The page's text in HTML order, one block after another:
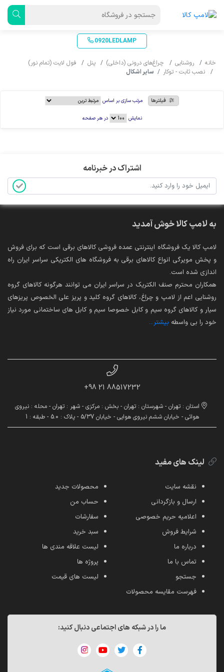
0920LEDLAMP
خانه روشنایی چراغ‌های درونی (داخلی) پنل
فول لایت (تمام نور)
نصب ثابت - توکار
سایر اشکال
فیلترها مرتب سازی بر اساس
نمایش در هر صفحه
اشتراک در خبرنامه
به لامپ کالا خوش آمدید
لامپ کالا یک فروشگاه اینترنتی عمده فروشی کالاهای برقی است که برای فروش
و پخش مویرگی انواع کالاهای برقی به فروشگاه های الکتریکی سراسر ایران راه
اندازی شده است.
همکاران محترم صنف الکتریک در سراسر ایران می توانند هرگونه کالاهای گروه
روشنایی اعم از لامپ و چراغ، کالاهای گروه کلید و پریز علی الخصوص پریزهای
سیار و کالاهای گروه سیم و کابل خصوصا سیم و کابل های ساختمانی مورد نیاز
خود را بی واسطه بیشتر...
88517232 21 98+
استان : تهران - شهرستان : تهران - بخش : مرکزی - شهر : تهران - محله : نیروی
هوائی - خیابان ششم نیروی هوایی - خیابان 5/37 - پلاک : 5.0 - طبقه : 1
لینک های مفید
نقشه سایت
ارسال و بازگردانی
اعلامیه حریم خصوصی
شرایط فروش
درباره ما
تماس با ما
جستجو
فهرست مقایسه محصولات
محصولات جدید
حساب من
سفارشات
سبد خرید
لیست علاقه مندی ها
پروژه ها
لیست های قیمت
ما را در شبکه های اجتماعی دنبال کنید: